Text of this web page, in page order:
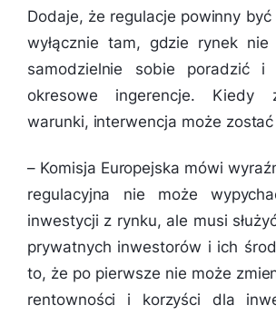
Dodaje, że regulacje powinny
wyłącznie tam, gdzie rynek
samodzielnie sobie poradzić i
okresowe ingerencje. Kiedy
warunki, interwencja może
– Komisja Europejska mówi
regulacyjna nie może
inwestycji z rynku, ale musi
prywatnych inwestorów i ich
to, że po pierwsze nie może
rentowności i korzyści dla